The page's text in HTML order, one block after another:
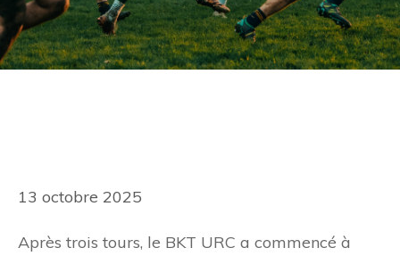
13 octobre 2025
Après trois tours, le BKT URC a commencé à